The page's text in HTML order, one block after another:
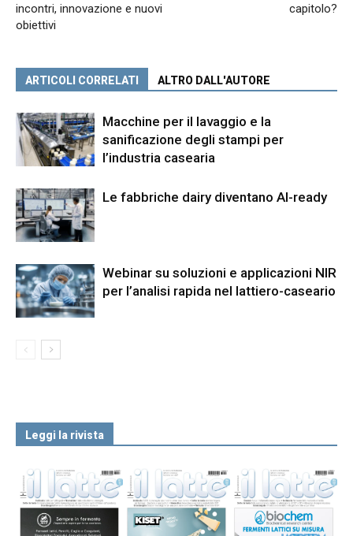
incontri, innovazione e nuovi
obiettivi
capitolo?
ARTICOLI CORRELATI ALTRO DALL'AUTORE
Macchine per il lavaggio e la
sanificazione degli stampi per
l’industria casearia
Le fabbriche dairy diventano AI-ready
Webinar su soluzioni e applicazioni NIR
per l’analisi rapida nel lattiero-caseario
Leggi la rivista